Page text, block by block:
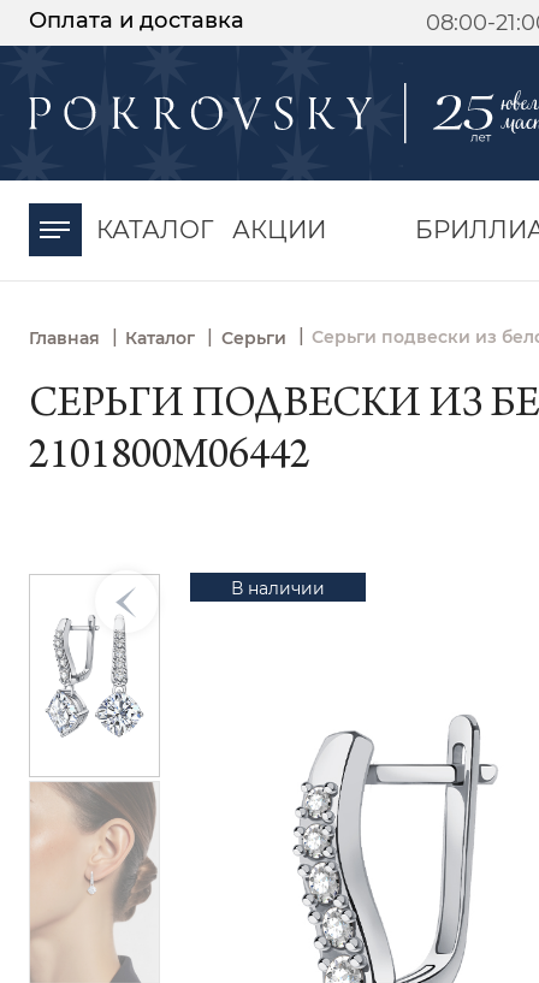
Оплата и доставка 08:00-
КАТАЛОГ АКЦИИ
Главная | Каталог | Серьги Серьги подвески из
СЕРЬГИ ПОДВЕСКИ ИЗ
2101800М06442
В наличии
-30%
момента оплаты